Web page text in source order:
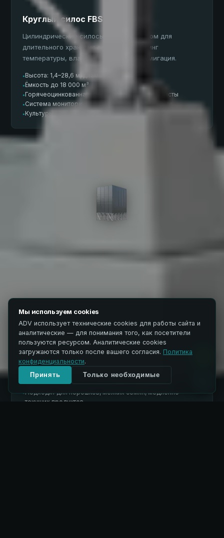
Круглый силос FBS
Цилиндрические силосы с плоским дном для
длительного хранения зерна. Мониторинг
температуры, влажности, аэрация, фумигация.
● Высота: 1,4–28,6 м; диаметр: 3,1–30,6 м
● Ёмкость до 18 000 м³
● Горячеоцинкованная сталь, гофрированные листы
● Система мониторинга температуры и влажности
● Культуры: зерновые, масличные, бобовые, кукуруза, рис
углы и потайные болты обеспечивают полную
выгрузку без остатков.
●До 400 м³ на ячейку
●На 25% больше ёмкости по сравнению с круглыми
силосами
Катафорезное покрытие стенок
●Сэндвич-конструкция с бетонным заполнением
●Подходит для порошков, мелких семян, медленно
текущих продуктов
Мы используем cookies
ADV использует технические cookies для работы сайта и
аналитические — для понимания того, как посетители
пользуются ресурсом. Аналитические cookies
загружаются только после вашего согласия. Политика
конфиденциальности.
Принять Только необходимые